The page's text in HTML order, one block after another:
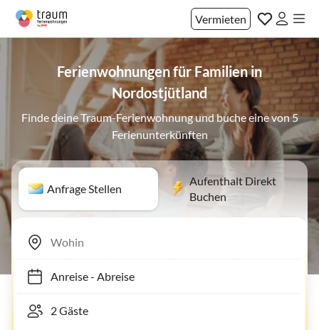
Vermieten
Ferienwohnungen für Familien in
Nordostjütland
Finde deine Traum-Ferienwohnung und buche eine von 5
Ferienunterkünften
Anfrage Stellen
Aufenthalt Direkt
Buchen
Anreise- Abreise